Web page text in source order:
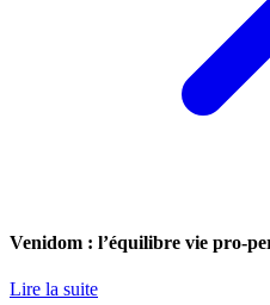
Venidom : l’équilibre vie pro-
Lire la suite